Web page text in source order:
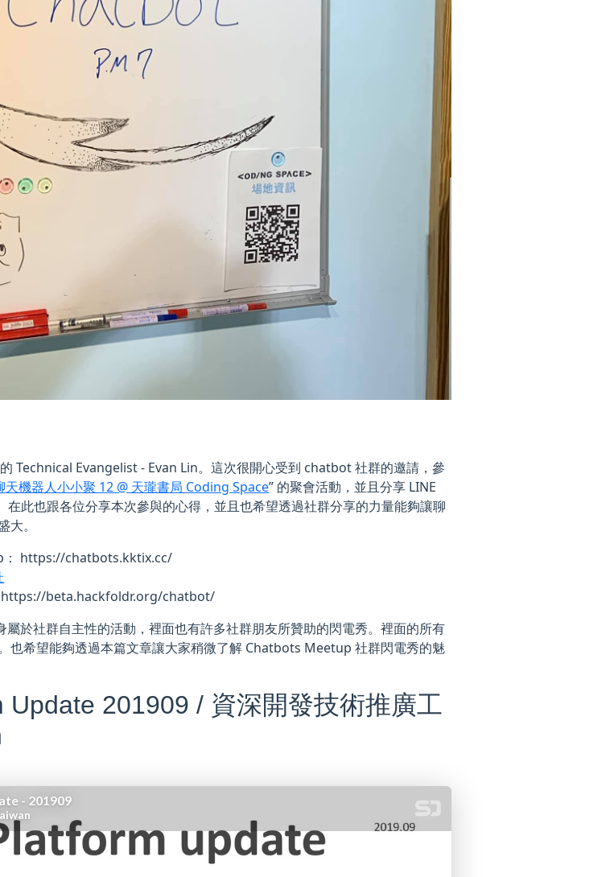
Technical Evangelist - Evan Lin。這次很開心受到 chatbot 社群的邀請，參
機器人小小聚 12 @ 天瓏書局 Coding Space” 的聚會活動，並且分享 LINE
在此也跟各位分享本次參與的心得，並且也希望透過社群分享的力量能夠讓聊
。
： https://chatbots.kktix.cc/
https://beta.hackfoldr.org/chatbot/
於社群自主性的活動，裡面也有許多社群朋友所贊助的閃電秀。裡面的所有
也希望能夠透過本篇文章讓大家稍微了解 Chatbots Meetup 社群閃電秀的魅
Update 201909 / 資深開發技術推廣工